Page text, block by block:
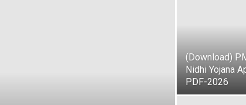
(Download)
Nidhi Yojana
PDF-2026